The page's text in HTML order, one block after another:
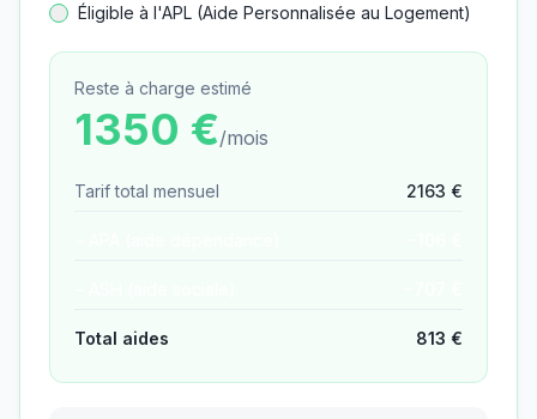
Éligible à l'APL (Aide Personnalisée au Logement)
Reste à charge estimé
1350 €/mois
Tarif total mensuel 2163 €
Total aides 813 €